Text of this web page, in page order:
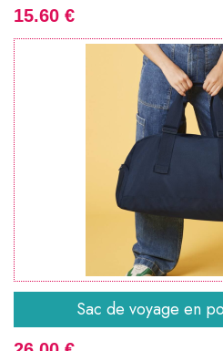
15.60 €
Sac de voyage en